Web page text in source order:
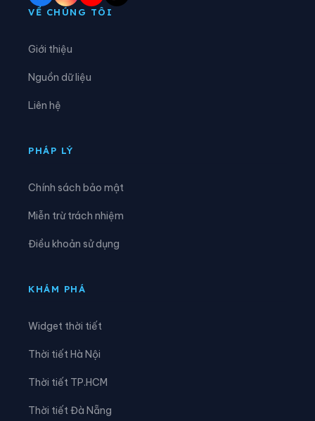
Xã Đông Tiền Hải
Xã Hưng Phú
Xã Nam Cường
VỀ CHÚNG TÔI
Giới thiệu
Nguồn dữ liệu
Liên hệ
PHÁP LÝ
Chính sách bảo mật
Miễn trừ trách nhiệm
Điều khoản sử dụng
KHÁM PHÁ
Widget thời tiết
Thời tiết Hà Nội
Thời tiết TP.HCM
Thời tiết Đà Nẵng